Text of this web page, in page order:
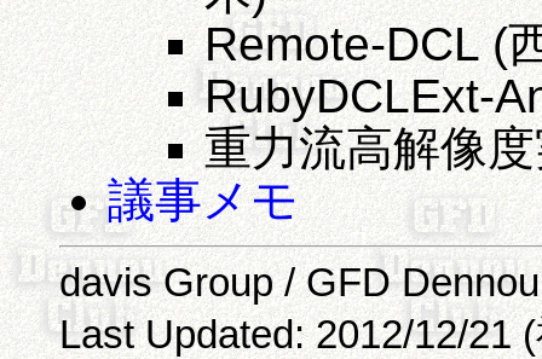
Remote-DCL (
RubyDCLExt-
重力流高解像
議事メモ
davis Group / GFD
Last Updated: 2012/12/21